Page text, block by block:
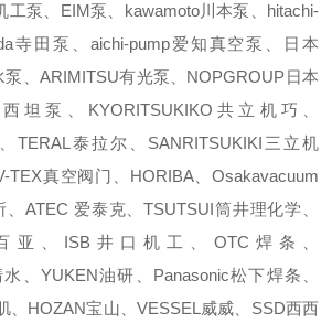
工泵、EIM泵、kawamoto川本泵、hitachi-
寺田泵、aichi-pump爱知真空泵、日本
、ARIMITSU有光泵、NOPGROUP日本
坦泵、KYORITSUKIKO共立机巧、
TERAL泰拉尔、SANRITSUKIKI三立机
TEX真空阀门、HORIBA、Osakavacuum
ATEC 爱泰克、TSUTSUI筒井理化学、
亚、ISB井口机工、OTC焊条、
、YUKEN油研、Panasonic松下焊条、
、HOZAN宝山、VESSEL威威、SSD西西